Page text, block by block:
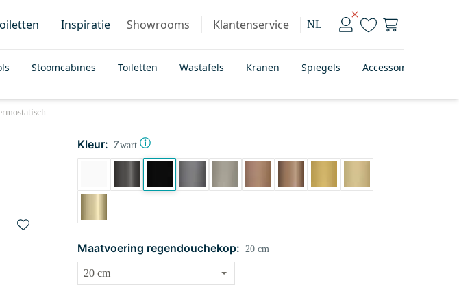
Inspiratie Showrooms Klantenservice NL
Stoomcabines Toiletten Wastafels Kranen Spiegels Accessoires
Kleur: Zwart
Maatvoering regendouchekop: 20 cm